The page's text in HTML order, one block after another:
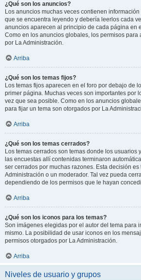
¿Qué son los anuncios?
Los anuncios muchas veces contienen
que se encuentra leyendo y debería leerlos cada
anuncios aparecen al principio de cada página en
Como en los anuncios globales, los permisos para
por La Administración.
Arriba
¿Qué son los temas fijos?
Los temas fijos aparecen en el foro por debajo de
primer página. Muchas veces son importantes por
vez que sea posible. Como en los anuncios
para fijar un tema son otorgados por La
Arriba
¿Qué son los temas cerrados?
Los temas cerrados son temas donde los usuarios
las encuestas allí contenidas terminaron
ser cerrados por muchas razones. Esta decisión es
Administración o un moderador. Tal vez pueda
dependiendo de los permisos que le hayan
Arriba
¿Qué son los iconos para los temas?
Son imágenes elegidas por el autor del tema para
mismo. La posibilidad de usar iconos en los
permisos otorgados por La Administración.
Arriba
Niveles de usuario y grupos